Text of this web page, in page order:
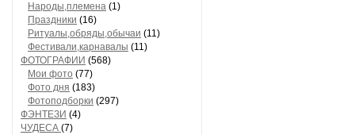
Народы,племена (1)
Праздники (16)
Ритуалы,обряды,обычаи (11)
Фестивали,карнавалы (11)
ФОТОГРАФИИ (568)
Мои фото (77)
Фото дня (183)
Фотоподборки (297)
ФЭНТЕЗИ (4)
ЧУДЕСА (7)